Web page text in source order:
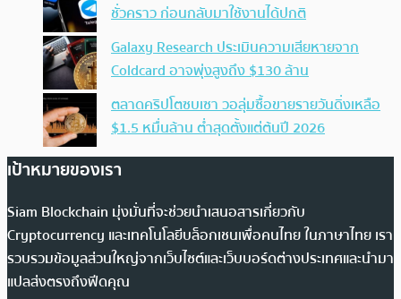
ชั่วคราว ก่อนกลับมาใช้งานได้ปกติ
Galaxy Research ประเมินความเสียหายจาก
Coldcard อาจพุ่งสูงถึง $130 ล้าน
ตลาดคริปโตซบเซา วอลุ่มซื้อขายรายวันดิ่งเหลือ
$1.5 หมื่นล้าน ต่ำสุดตั้งแต่ต้นปี 2026
เป้าหมายของเรา
Siam Blockchain มุ่งมั่นที่จะช่วยนำเสนอสารเกี่ยวกับ
Cryptocurrency และเทคโนโลยีบล็อกเชนเพื่อคนไทย ในภาษาไทย เรา
รวบรวมข้อมูลส่วนใหญ่จากเว็บไซต์และเว็บบอร์ดต่างประเทศและนำมา
แปลส่งตรงถึงฟีดคุณ